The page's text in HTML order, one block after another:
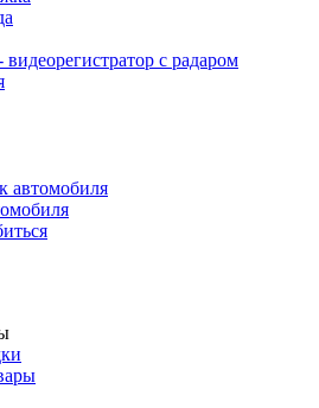
с радаром
автомобиля